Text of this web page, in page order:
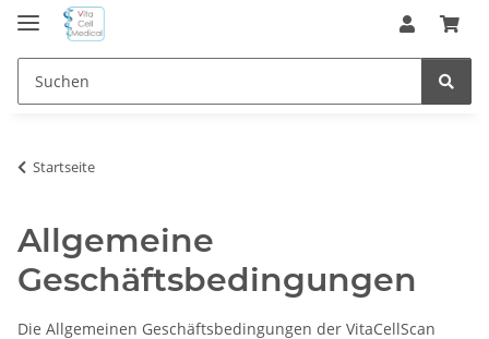
Startseite
Allgemeine
Geschäftsbedingungen
Die Allgemeinen Geschäftsbedingungen der VitaCellScan